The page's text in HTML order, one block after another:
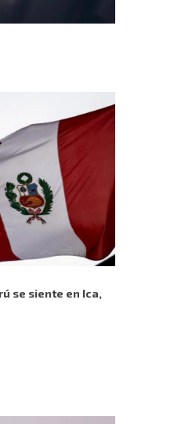
se siente en Ica,